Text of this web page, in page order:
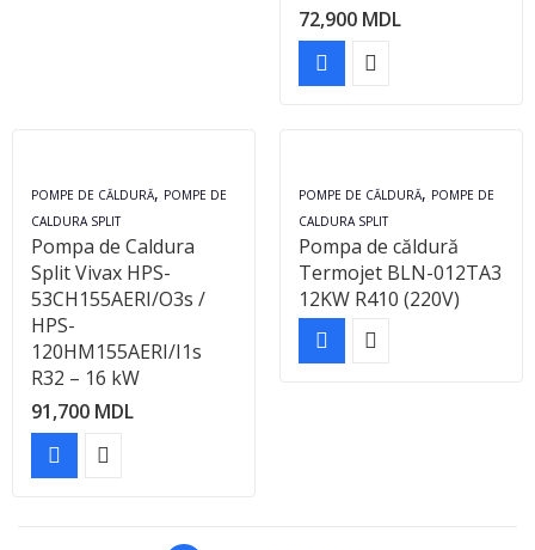
72,900 MDL
POMPE DE CĂLDURĂ, POMPE DE
CALDURA SPLIT
Pompa de Caldura
Split Vivax HPS-
53CH155AERI/O3s /
HPS-
120HM155AERI/I1s
R32 – 16 kW
91,700 MDL
POMPE DE CĂLDURĂ, POMPE DE
CALDURA SPLIT
Pompa de căldură
Termojet BLN-012TA3
12KW R410 (220V)